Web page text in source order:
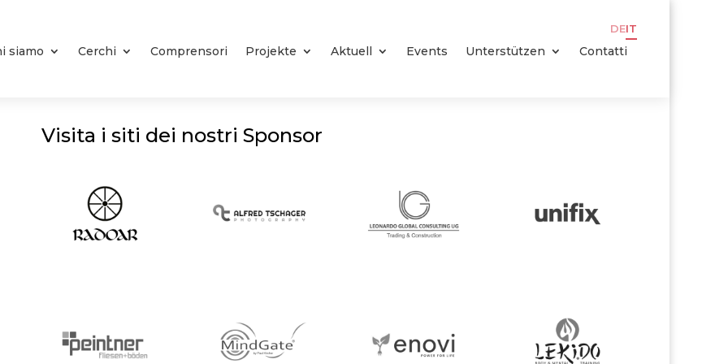
DEIT
siamo Cerchi Comprensori Projekte Aktuell Events Unterstützen Contatti
Visita i siti dei nostri Sponsor